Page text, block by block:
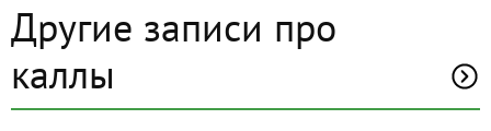
Другие записи про
каллы